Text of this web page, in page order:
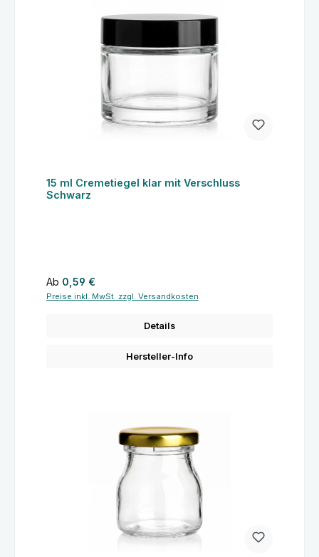
15 ml Cremetiegel klar mit Verschluss
Schwarz
Regulärer Preis:
Ab 0,59 €
Preise inkl. MwSt. zzgl. Versandkosten
Details
Hersteller-Info